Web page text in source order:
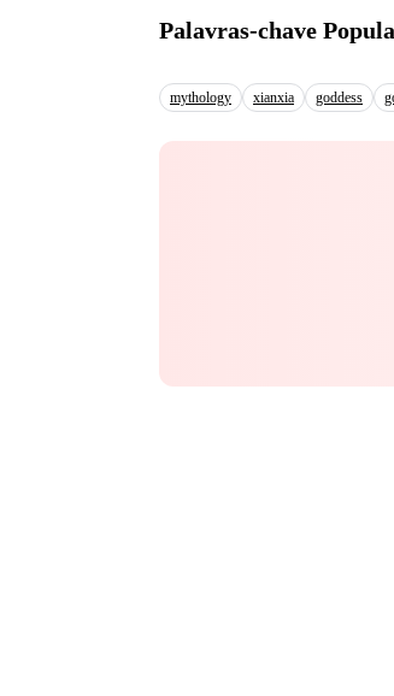
Palavras-chave
mythology xianxia goddess